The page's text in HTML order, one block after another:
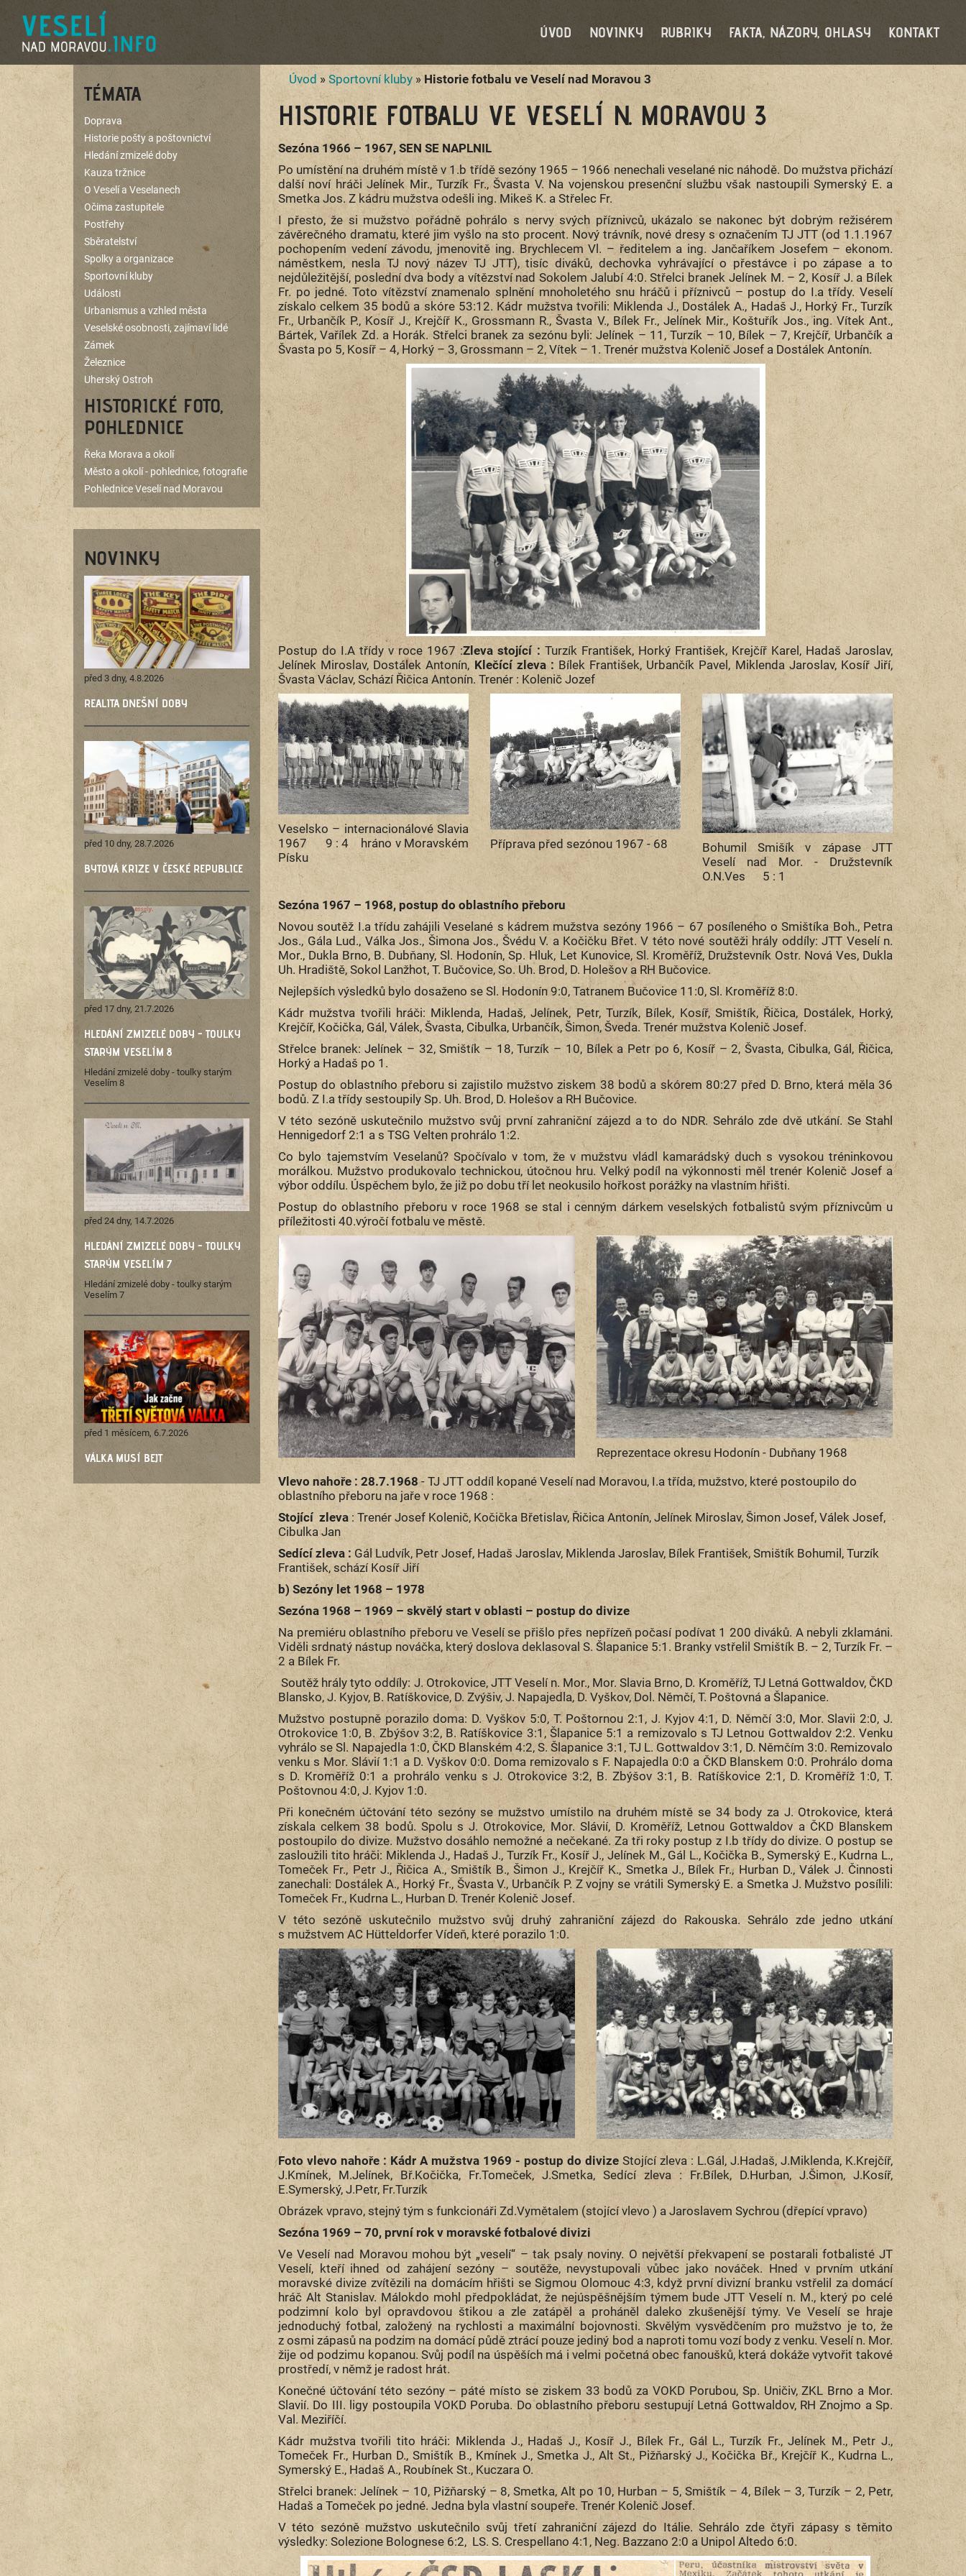
ÚVOD NOVINKY RUBRIKY FAKTA, NÁZORY, OHLASY KONTAKT
TÉMATA
Doprava
Historie pošty a poštovnictví
Hledání zmizelé doby
Kauza tržnice
O Veselí a Veselanech
Očima zastupitele
Postřehy
Sběratelství
Spolky a organizace
Sportovní kluby
Události
Urbanismus a vzhled města
Veselské osobnosti, zajímaví lidé
Zámek
Železnice
Uherský Ostroh
HISTORICKÉ FOTO,
POHLEDNICE
Řeka Morava a okolí
Město a okolí - pohlednice, fotografie
Pohlednice Veselí nad Moravou
NOVINKY
před 3 dny, 4.8.2026
REALITA DNEŠNÍ DOBY
před 10 dny, 28.7.2026
BYTOVÁ KRIZE V ČESKÉ REPUBLICE
před 17 dny, 21.7.2026
HLEDÁNÍ ZMIZELÉ DOBY - TOULKY
STARÝM VESELÍM 8
Hledání zmizelé doby - toulky starým
Veselím 8
před 24 dny, 14.7.2026
HLEDÁNÍ ZMIZELÉ DOBY - TOULKY
STARÝM VESELÍM 7
Hledání zmizelé doby - toulky starým
Veselím 7
před 1 měsícem, 6.7.2026
VÁLKA MUSÍ BEJT
Úvod » Sportovní kluby » Historie fotbalu ve Veselí nad Moravou 3
HISTORIE FOTBALU VE VESELÍ N. MORAVOU 3
Sezóna 1966 – 1967, SEN SE NAPLNIL
Po umístění na druhém místě v 1.b třídě sezóny 1965 – 1966 nenechali veselané nic náhodě. Do mužstva přichází
další noví hráči Jelínek Mir., Turzík Fr., Švasta V. Na vojenskou presenční službu však nastoupili Symerský E. a
Smetka Jos. Z kádru mužstva odešli ing. Mikeš K. a Střelec Fr.
I přesto, že si mužstvo pořádně pohrálo s nervy svých příznivců, ukázalo se nakonec být dobrým režisérem
závěrečného dramatu, které jim vyšlo na sto procent. Nový trávník, nové dresy s označením TJ JTT (od 1.1.1967
pochopením vedení závodu, jmenovitě ing. Brychlecem Vl. – ředitelem a ing. Jančaříkem Josefem – ekonom.
náměstkem, nesla TJ nový název TJ JTT), tisíc diváků, dechovka vyhrávající o přestávce i po zápase a to
nejdůležitější, poslední dva body a vítězství nad Sokolem Jalubí 4:0. Střelci branek Jelínek M. – 2, Kosíř J. a Bílek
Fr. po jedné. Toto vítězství znamenalo splnění mnoholetého snu hráčů i příznivců – postup do I.a třídy. Veselí
získalo celkem 35 bodů a skóre 53:12. Kádr mužstva tvořili: Miklenda J., Dostálek A., Hadaš J., Horký Fr., Turzík
Fr., Urbančík P., Kosíř J., Krejčíř K., Grossmann R., Švasta V., Bílek Fr., Jelínek Mir., Koštuřík Jos., ing. Vítek Ant.,
Bártek, Vařílek Zd. a Horák. Střelci branek za sezónu byli: Jelínek – 11, Turzík – 10, Bílek – 7, Krejčíř, Urbančík a
Švasta po 5, Kosíř – 4, Horký – 3, Grossmann – 2, Vítek – 1. Trenér mužstva Kolenič Josef a Dostálek Antonín.
Postup do I.A třídy v roce 1967 :Zleva stojící : Turzík František, Horký František, Krejčíř Karel, Hadaš Jaroslav,
Jelínek Miroslav, Dostálek Antonín, ​ Klečící zleva : Bílek František, Urbančík Pavel, Miklenda Jaroslav, Kosíř Jiří,
Švasta Václav, Schází Řičica Antonín. Trenér : Kolenič Jozef
Veselsko – internacionálové Slavia
1967 9 : 4 hráno v Moravském
Písku
Příprava před sezónou 1967 - 68
Bohumil Smišík v zápase JTT
Veselí nad Mor. - Družstevník
O.N.Ves 5 : 1
Sezóna 1967 – 1968, postup do oblastního přeboru
Novou soutěž I.a třídu zahájili Veselané s kádrem mužstva sezóny 1966 – 67 posíleného o Smištíka Boh., Petra
Jos., Gála Lud., Válka Jos., Šimona Jos., Švédu V. a Kočičku Břet. V této nové soutěži hrály oddíly: JTT Veselí n.
Mor., Dukla Brno, B. Dubňany, Sl. Hodonín, Sp. Hluk, Let Kunovice, Sl. Kroměříž, Družstevník Ostr. Nová Ves, Dukla
Uh. Hradiště, Sokol Lanžhot, T. Bučovice, So. Uh. Brod, D. Holešov a RH Bučovice.
Nejlepších výsledků bylo dosaženo se Sl. Hodonín 9:0, Tatranem Bučovice 11:0, Sl. Kroměříž 8:0.
Kádr mužstva tvořili hráči: Miklenda, Hadaš, Jelínek, Petr, Turzík, Bílek, Kosíř, Smištík, Řičica, Dostálek, Horký,
Krejčíř, Kočička, Gál, Válek, Švasta, Cibulka, Urbančík, Šimon, Šveda. Trenér mužstva Kolenič Josef.
Střelce branek: Jelínek – 32, Smištík – 18, Turzík – 10, Bílek a Petr po 6, Kosíř – 2, Švasta, Cibulka, Gál, Řičica,
Horký a Hadaš po 1.
Postup do oblastního přeboru si zajistilo mužstvo ziskem 38 bodů a skórem 80:27 před D. Brno, která měla 36
bodů. Z I.a třídy sestoupily Sp. Uh. Brod, D. Holešov a RH Bučovice.
V této sezóně uskutečnilo mužstvo svůj první zahraniční zájezd a to do NDR. Sehrálo zde dvě utkání. Se Stahl
Hennigedorf 2:1 a s TSG Velten prohrálo 1:2.
Co bylo tajemstvím Veselanů? Spočívalo v tom, že v mužstvu vládl kamarádský duch s vysokou tréninkovou
morálkou. Mužstvo produkovalo technickou, útočnou hru. Velký podíl na výkonnosti měl trenér Kolenič Josef a
výbor oddílu. Úspěchem bylo, že již po dobu tří let neokusilo hořkost porážky na vlastním hřišti.
Postup do oblastního přeboru v roce 1968 se stal i cenným dárkem veselských fotbalistů svým příznivcům u
příležitosti 40.výročí fotbalu ve městě.
Reprezentace okresu Hodonín - Dubňany 1968
Vlevo nahoře : 28.7.1968- TJ JTT oddíl kopané Veselí nad Moravou, I.a třída, mužstvo, které postoupilo do
oblastního přeboru na jaře v roce 1968 :
Stojící zleva : Trenér Josef Kolenič, Kočička Břetislav, Řičica Antonín, Jelínek Miroslav, Šimon Josef, Válek Josef,
Cibulka Jan
Sedící zleva : Gál Ludvík, Petr Josef, Hadaš Jaroslav, Miklenda Jaroslav, Bílek František, Smištík Bohumil, Turzík
František, schází Kosíř Jiří
b) Sezóny let 1968 – 1978
Sezóna 1968 – 1969 – skvělý start v oblasti – postup do divize
Na premiéru oblastního přeboru ve Veselí se přišlo přes nepřízeň počasí podívat 1 200 diváků. A nebyli zklamáni.
Viděli srdnatý nástup nováčka, který doslova deklasoval S. Šlapanice 5:1. Branky vstřelil Smištík B. – 2, Turzík Fr. –
2 a Bílek Fr.
Soutěž hrály tyto oddíly: J. Otrokovice, JTT Veselí n. Mor., Mor. Slavia Brno, D. Kroměříž, TJ Letná Gottwaldov, ČKD
Blansko, J. Kyjov, B. Ratíškovice, D. Zvýšiv, J. Napajedla, D. Vyškov, Dol. Němčí, T. Poštovná a Šlapanice.
Mužstvo postupně porazilo doma: D. Vyškov 5:0, T. Poštornou 2:1, J. Kyjov 4:1, D. Němčí 3:0, Mor. Slavii 2:0, J.
Otrokovice 1:0, B. Zbýšov 3:2, B. Ratíškovice 3:1, Šlapanice 5:1 a remizovalo s TJ Letnou Gottwaldov 2:2. Venku
vyhrálo se Sl. Napajedla 1:0, ČKD Blanském 4:2, S. Šlapanice 3:1, TJ L. Gottwaldov 3:1, D. Němčím 3:0. Remizovalo
venku s Mor. Slávií 1:1 a D. Vyškov 0:0. Doma remizovalo s F. Napajedla 0:0 a ČKD Blanskem 0:0. Prohrálo doma
s D. Kroměříž 0:1 a prohrálo venku s J. Otrokovice 3:2, B. Zbýšov 3:1, B. Ratíškovice 2:1, D. Kroměříž 1:0, T.
Poštovnou 4:0, J. Kyjov 1:0.
Při konečném účtování této sezóny se mužstvo umístilo na druhém místě se 34 body za J. Otrokovice, která
získala celkem 38 bodů. Spolu s J. Otrokovice, Mor. Slávií, D. Kroměříž, Letnou Gottwaldov a ČKD Blanskem
postoupilo do divize. Mužstvo dosáhlo nemožné a nečekané. Za tři roky postup z I.b třídy do divize. O postup se
zasloužili tito hráči: Miklenda J., Hadaš J., Turzík Fr., Kosíř J., Jelínek M., Gál L., Kočička B., Symerský E., Kudrna L.,
Tomeček Fr., Petr J., Řičica A., Smištík B., Šimon J., Krejčíř K., Smetka J., Bílek Fr., Hurban D., Válek J. Činnosti
zanechali: Dostálek A., Horký Fr., Švasta V., Urbančík P. Z vojny se vrátili Symerský E. a Smetka J. Mužstvo posílili:
Tomeček Fr., Kudrna L., Hurban D. Trenér Kolenič Josef.
V této sezóně uskutečnilo mužstvo svůj druhý zahraniční zájezd do Rakouska. Sehrálo zde jedno utkání
s mužstvem AC Hütteldorfer Vídeň, které porazilo 1:0.
Foto vlevo nahoře : Kádr A mužstva 1969 - postup do divize Stojící zleva : L.Gál, J.Hadaš, J.Miklenda, K.Krejčíř,
J.Kmínek, M.Jelínek, Bř.Kočička, Fr.Tomeček, J.Smetka, Sedící zleva : Fr.Bílek, D.Hurban, J.Šimon, J.Kosíř,
E.Symerský, J.Petr, Fr.Turzík
Obrázek vpravo, stejný tým s funkcionáři Zd.Vymětalem (stojící vlevo ) a Jaroslavem Sychrou (dřepící vpravo)
Sezóna 1969 – 70, první rok v moravské fotbalové divizi
Ve Veselí nad Moravou mohou být „veselí“ – tak psaly noviny. O největší překvapení se postarali fotbalisté JT
Veselí, kteří ihned od zahájení sezóny – soutěže, nevystupovali vůbec jako nováček. Hned v prvním utkání
moravské divize zvítězili na domácím hřišti se Sigmou Olomouc 4:3, když první divizní branku vstřelil za domácí
hráč Alt Stanislav. Málokdo mohl předpokládat, že nejúspěšnějším týmem bude JTT Veselí n. M., který po celé
podzimní kolo byl opravdovou štikou a zle zatápěl a proháněl daleko zkušenější týmy. Ve Veselí se hraje
jednoduchý fotbal, založený na rychlosti a maximální bojovnosti. Skvělým vysvědčením pro mužstvo je to, že
z osmi zápasů na podzim na domácí půdě ztrácí pouze jediný bod a naproti tomu vozí body z venku. Veselí n. Mor.
žije od podzimu kopanou. Svůj podíl na úspěších má i velmi početná obec fanoušků, která dokáže vytvořit takové
prostředí, v němž je radost hrát.
Konečné účtování této sezóny – páté místo se ziskem 33 bodů za VOKD Porubou, Sp. Uničiv, ZKL Brno a Mor.
Slavií. Do III. ligy postoupila VOKD Poruba. Do oblastního přeboru sestupují Letná Gottwaldov, RH Znojmo a Sp.
Val. Meziříčí.
Kádr mužstva tvořili tito hráči: Miklenda J., Hadaš J., Kosíř J., Bílek Fr., Gál L., Turzík Fr., Jelínek M., Petr J.,
Tomeček Fr., Hurban D., Smištík B., Kmínek J., Smetka J., Alt St., Pižňarský J., Kočička Bř., Krejčíř K., Kudrna L.,
Symerský E., Hadaš A., Roubínek St., Kuczara O.
Střelci branek: Jelínek – 10, Pižňarský – 8, Smetka, Alt po 10, Hurban – 5, Smištík – 4, Bílek – 3, Turzík – 2, Petr,
Hadaš a Tomeček po jedné. Jedna byla vlastní soupeře. Trenér Kolenič Josef.
V této sezóně mužstvo uskutečnilo svůj třetí zahraniční zájezd do Itálie. Sehrálo zde čtyři zápasy s těmito
výsledky: Solezione Bolognese 6:2, LS. S. Crespellano 4:1, Neg. Bazzano 2:0 a Unipol Altedo 6:0.